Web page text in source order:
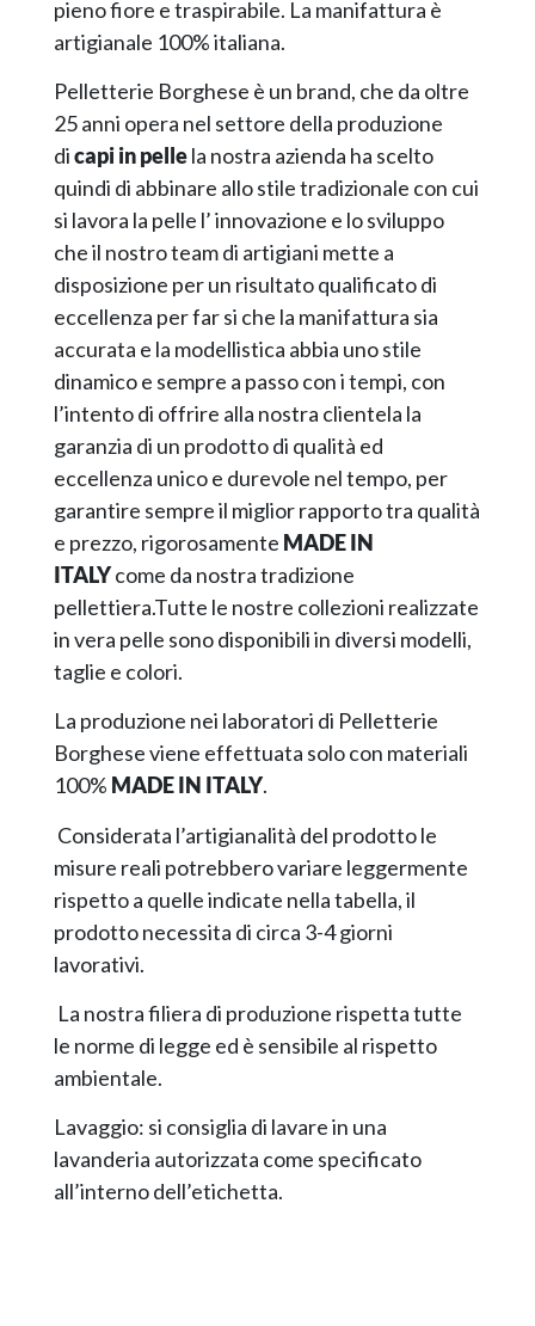
pieno fiore e traspirabile. La manifattura è
artigianale 100% italiana.
Pelletterie Borghese è un brand, che da oltre
25 anni opera nel settore della produzione
dicapi in pellela nostra azienda ha scelto
quindi di abbinare allo stile tradizionale con cui
si lavora la pelle l’ innovazione e lo sviluppo
che il nostro team di artigiani mette a
disposizione per un risultato qualificato di
eccellenza per far si che la manifattura sia
accurata e la modellistica abbia uno stile
dinamico e sempre a passo con i tempi, con
l’intento di offrire alla nostra clientela la
garanzia di un prodotto di qualità ed
eccellenza unico e durevole nel tempo, per
garantire sempre il miglior rapporto tra qualità
e prezzo, rigorosamente MADE IN
ITALYcome da nostra tradizione
pellettiera.Tutte le nostre collezioni realizzate
in vera pelle sono disponibili in diversi modelli,
taglie e colori.
La produzione nei laboratori di Pelletterie
Borghese viene effettuata solo con materiali
100% MADE IN ITALY.
Considerata l’artigianalità del prodotto le
misure reali potrebbero variare leggermente
rispetto a quelle indicate nella tabella, il
prodotto necessita di circa 3-4 giorni
lavorativi.
La nostra filiera di produzione rispetta tutte
le norme di legge ed è sensibile al rispetto
ambientale.
Lavaggio: si consiglia di lavare in una
lavanderia autorizzata come specificato
all’interno dell’etichetta.